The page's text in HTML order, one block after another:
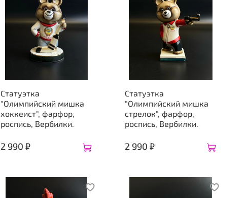
Статуэтка
"Олимпийский мишка
хоккеист", фарфор,
роспись, Вербилки.
2 990 ₽
Статуэтка
"Олимпийский мишка
стрелок", фарфор,
роспись, Вербилки.
2 990 ₽